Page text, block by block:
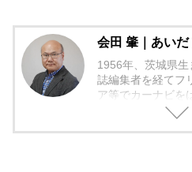
会田 肇｜あいだ
1956年、茨城県
誌編集者を経てフ
ア等でカーナビを
筆に従事する一方